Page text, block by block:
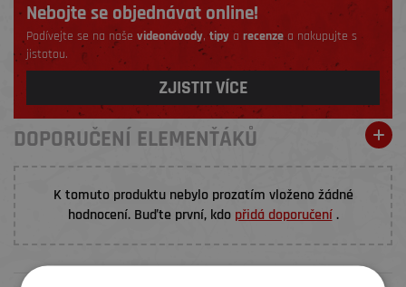
Nebojte se objednávat online!
Podívejte se na naše videonávody,tipy a recenzea nakupujte s
jistotou.
ZJISTIT VÍCE
DOPORUČENÍ ELEMENŤÁKŮ
K tomuto produktu nebylo prozatím vloženo žádné
hodnocení. Buďte první, kdo přidá doporučení.